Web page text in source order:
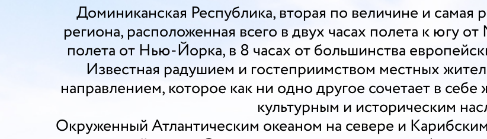
Доминиканская Республика, вторая по величине и самая
региона, расположенная всего в двух часах полета к югу
полета от Нью-Йорка, в 8 часах от большинства
Известная радушием и гостеприимством местных
направлением, которое как ни одно другое сочетает в
культурным и историческим
Окруженный Атлантическим океаном на севере и